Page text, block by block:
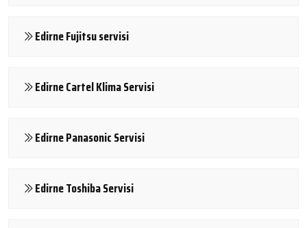
Edirne Fujitsu servisi
Edirne Cartel Klima Servisi
Edirne Panasonic Servisi
Edirne Toshiba Servisi